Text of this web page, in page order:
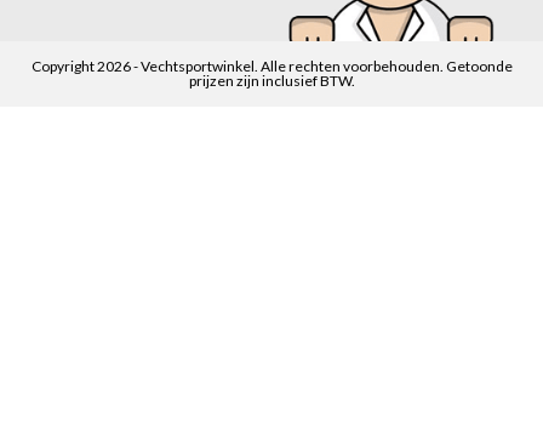
Copyright 2026 - Vechtsportwinkel. Alle rechten voorbehouden. Getoonde
prijzen zijn inclusief BTW.